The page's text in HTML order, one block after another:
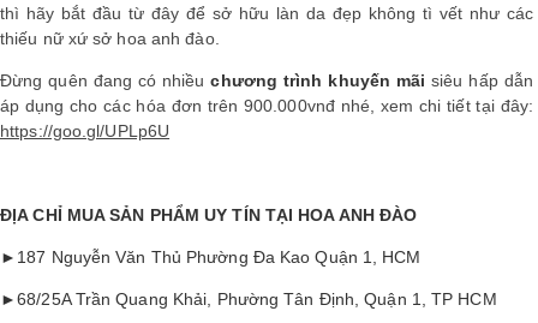
thì hãy bắt đầu từ đây để sở hữu làn da đẹp không tì vết như các
thiếu nữ xứ sở hoa anh đào.
Đừng quên đang có nhiềuchương trình khuyến mãi siêu hấp dẫn
áp dụng cho các hóa đơn trên 900.000vnđ nhé, xem chi tiết tại đây:
https://goo.gl/UPLp6U
ĐỊA CHỈ MUA SẢN PHẨM UY TÍN TẠI HOA ANH ĐÀO
►187 Nguyễn Văn Thủ Phường Đa Kao Quận 1, HCM
►68/25A Trần Quang Khải, Phường Tân Định, Quận 1, TP HCM